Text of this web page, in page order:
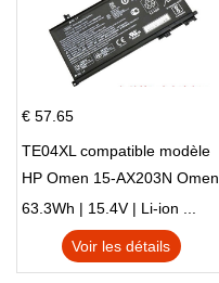
€ 57.65
TE04XL compatible modèle
HP Omen 15-AX203N Omen
15 Series Pavilion 15 Series
63.3Wh | 15.4V | Li-ion ...
Voir les détails